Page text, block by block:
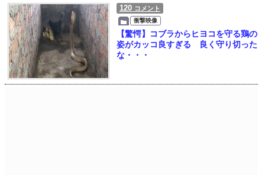
120 コメント
衝撃映像
【驚愕】コブラからヒヨコを守る鶏の
姿がカッコ良すぎる 良く守り切った
な・・・